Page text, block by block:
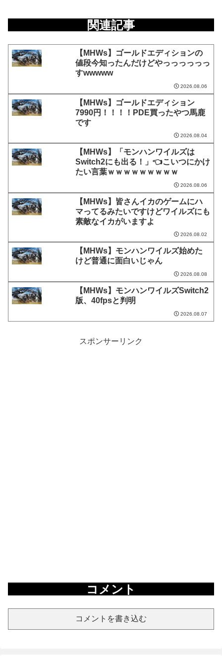
関連記事
【MHWs】ゴールドエディションの
値段今知ったんだけどやっっっっっっ
すwwwww
2026.08.06
【MHWs】ゴールドエディション
7990円！！！！PDE買ったやつ馬鹿
です
2026.08.04
【MHWs】「モンハンワイルズは
Switch2にも出る！」👈こいつにかけ
たい言葉ｗｗｗｗｗｗｗｗｗ
2026.08.06
【MHWs】皆さんイカのゲームにハ
マってるみたいですけどワイルズにも
素敵なイカがいますよ
2026.08.02
【MHWs】モンハンワイルズ始めた
けど普通に面白いじゃん
2026.08.08
【MHWs】モンハンワイルズSwitch2
版、40fpsと判明
2026.08.07
スポンサーリンク
コメント
コメントを書き込む